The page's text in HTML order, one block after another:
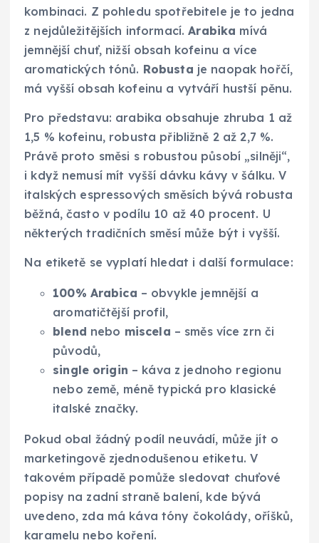
kombinaci. Z pohledu spotřebitele je to jedna
z nejdůležitějších informací.Arabika mívá
jemnější chuť, nižší obsah kofeinu a více
aromatických tónů. Robusta je naopak hořčí,
má vyšší obsah kofeinu a vytváří hustší pěnu.
Pro představu: arabika obsahuje zhruba 1 až
1,5 % kofeinu, robusta přibližně 2 až 2,7 %.
Právě proto směsi s robustou působí „silněji“,
i když nemusí mít vyšší dávku kávy v šálku. V
italských espressových směsích bývá robusta
běžná, často v podílu 10 až 40 procent. U
některých tradičních směsí může být i vyšší.
Na etiketě se vyplatí hledat i další formulace:
100% Arabica – obvykle jemnější a
aromatičtější profil,
blend nebo miscela – směs více zrn či
původů,
single origin – káva z jednoho regionu
nebo země, méně typická pro klasické
italské značky.
Pokud obal žádný podíl neuvádí, může jít o
marketingově zjednodušenou etiketu. V
takovém případě pomůže sledovat chuťové
popisy na zadní straně balení, kde bývá
uvedeno, zda má káva tóny čokolády, oříšků,
karamelu nebo koření.